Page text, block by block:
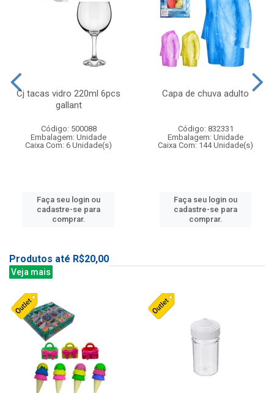
Cj tacas vidro 220ml 6pcs
gallant
Código: 500088
Embalagem: Unidade
Caixa Com: 6 Unidade(s)
Faça seu login ou
cadastre-se para
comprar.
Capa de chuva adulto
Código: 832331
Embalagem: Unidade
Caixa Com: 144 Unidade(s)
Faça seu login ou
cadastre-se para
comprar.
Produtos até R$20,00
Veja mais